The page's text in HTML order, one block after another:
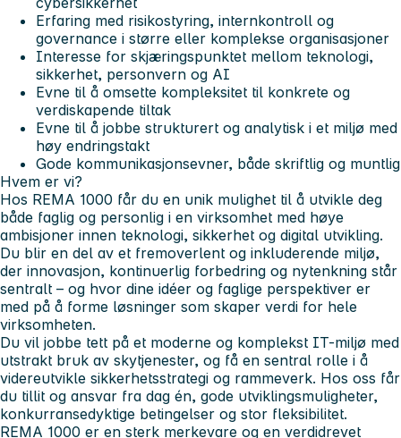
Erfaring med risikostyring, internkontroll og
governance i større eller komplekse organisasjoner
Interesse for skjæringspunktet mellom teknologi,
sikkerhet, personvern og AI
Evne til å omsette kompleksitet til konkrete og
verdiskapende tiltak
Evne til å jobbe strukturert og analytisk i et miljø med
høy endringstakt
Gode kommunikasjonsevner, både skriftlig og muntlig
Hvem er vi?
Hos REMA 1000 får du en unik mulighet til å utvikle deg
både faglig og personlig i en virksomhet med høye
ambisjoner innen teknologi, sikkerhet og digital utvikling.
Du blir en del av et fremoverlent og inkluderende miljø,
der innovasjon, kontinuerlig forbedring og nytenkning står
sentralt – og hvor dine idéer og faglige perspektiver er
med på å forme løsninger som skaper verdi for hele
virksomheten.
Du vil jobbe tett på et moderne og komplekst IT-miljø med
utstrakt bruk av skytjenester, og få en sentral rolle i å
videreutvikle sikkerhetsstrategi og rammeverk. Hos oss får
du tillit og ansvar fra dag én, gode utviklingsmuligheter,
konkurransedyktige betingelser og stor fleksibilitet.
REMA 1000 er en sterk merkevare og en verdidrevet